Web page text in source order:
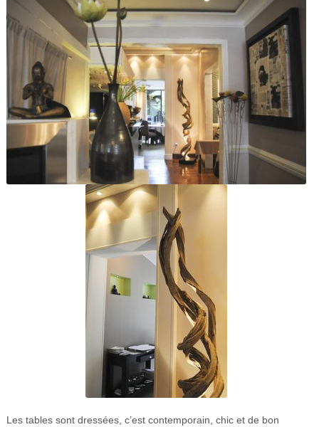
Les tables sont dressées, c’est contemporain, chic et de bon